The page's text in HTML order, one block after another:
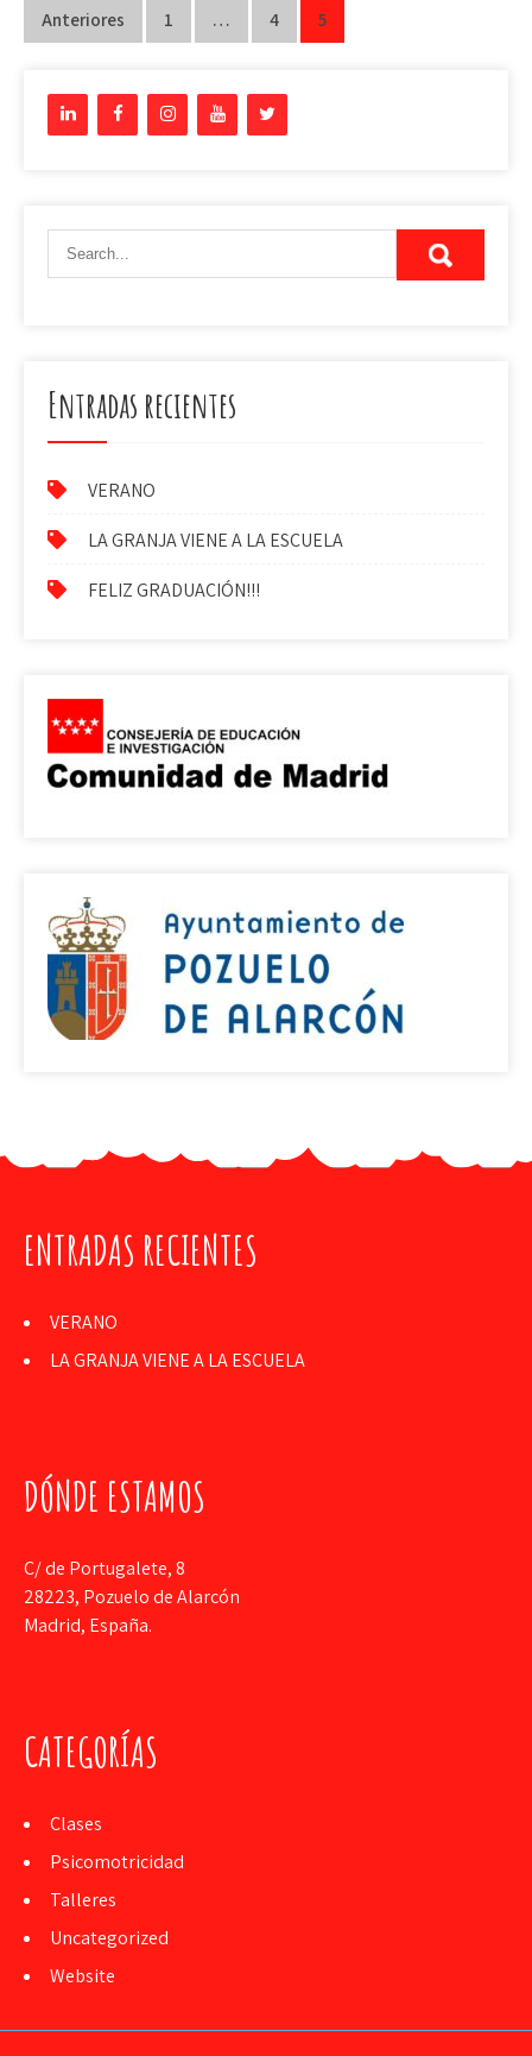
Navegación
entradas
Anteriores 1 … 4 5
Entradas recientes
VERANO
LA GRANJA VIENE A LA ESCUELA
FELIZ GRADUACIÓN!!!
ENTRADAS RECIENTES
VERANO
LA GRANJA VIENE A LA ESCUELA
DÓNDE ESTAMOS
C/ de Portugalete, 8
28223, Pozuelo de Alarcón
Madrid, España.
CATEGORÍAS
Clases
Psicomotricidad
Talleres
Uncategorized
Website